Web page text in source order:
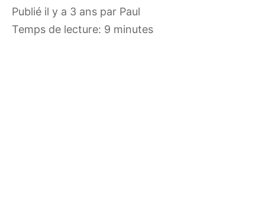
publié il y a 3 ans par Paul
Temps de lecture: 9 minutes